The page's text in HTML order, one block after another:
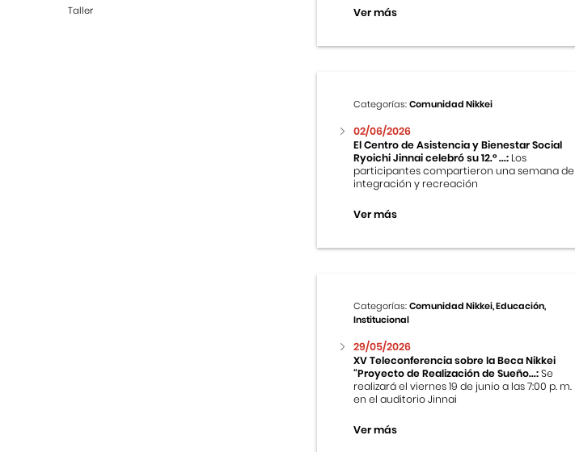
Taller
Ver más
Categorías:Comunidad Nikkei
02/06/2026
El Centro de Asistencia y Bienestar Social
Ryoichi Jinnai celebró su 12.° ...: Los
participantes compartieron una semana de
integración y recreación
Ver más
Categorías:Comunidad Nikkei, Educación,
Institucional
29/05/2026
XV Teleconferencia sobre la Beca Nikkei
“Proyecto de Realización de Sueño...:Se
realizará el viernes 19 de junio a las 7:00 p. m.
en el auditorio Jinnai
Ver más